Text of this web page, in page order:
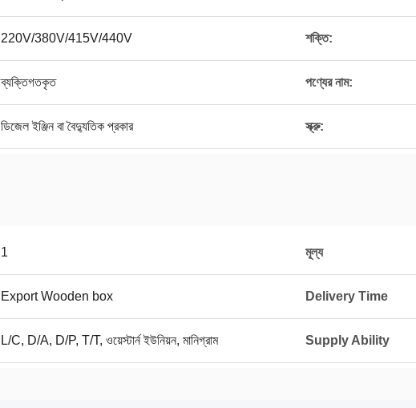
220V/380V/415V/440V শক্তি:
ব্যক্তিগতকৃত পণ্যের নাম:
ডিজেল ইঞ্জিন বা বৈদ্যুতিক প্রকার স্ক্রু:
1 মূল্য
Export Wooden box Delivery Time
L/C, D/A, D/P, T/T, ওয়েস্টার্ন ইউনিয়ন, মানিগ্রাম Supply Ability